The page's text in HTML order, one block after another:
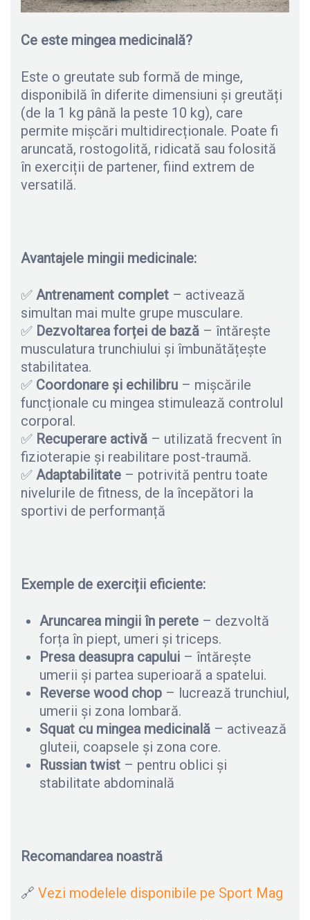
Ce este mingea medicinală?
Este o greutate sub formă de minge,
disponibilă în diferite dimensiuni și greutăți
(de la 1 kg până la peste 10 kg), care
permite mișcări multidirecționale. Poate fi
aruncată, rostogolită, ridicată sau folosită
în exerciții de partener, fiind extrem de
versatilă.
Avantajele mingii medicinale:
✅ Antrenament complet – activează
simultan mai multe grupe musculare.
✅ Dezvoltarea forței de bază – întărește
musculatura trunchiului și îmbunătățește
stabilitatea.
✅ Coordonare și echilibru – mișcările
funcționale cu mingea stimulează controlul
corporal.
✅ Recuperare activă – utilizată frecvent în
fizioterapie și reabilitare post-traumă.
✅ Adaptabilitate – potrivită pentru toate
nivelurile de fitness, de la începători la
sportivi de performanță
Exemple de exerciții eficiente:
Aruncarea mingii în perete – dezvoltă
forța în piept, umeri și triceps.
Presa deasupra capului – întărește
umerii și partea superioară a spatelui.
Reverse wood chop – lucrează trunchiul,
umerii și zona lombară.
Squat cu mingea medicinală – activează
gluteii, coapsele și zona core.
Russian twist – pentru oblici și
stabilitate abdominală
Recomandarea noastră
🔗 Vezi modelele disponibile pe Sport Mag